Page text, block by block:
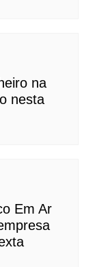
na
nesta
Em Ar